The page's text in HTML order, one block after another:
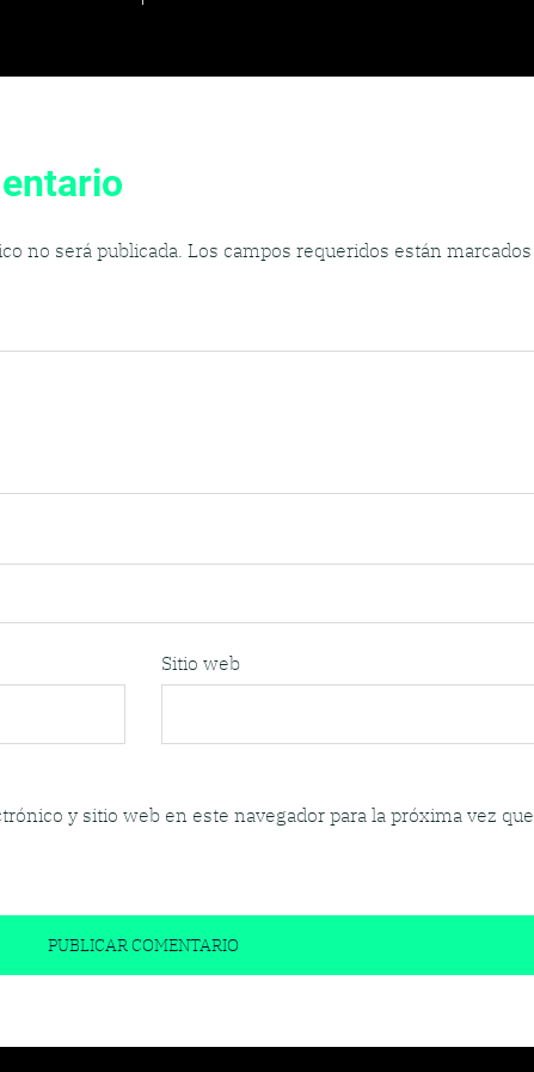
no será publicada. Los campos requeridos están marcados
Sitio web
y sitio web en este navegador para la próxima vez que